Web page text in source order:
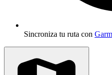
Sincroniza tu ruta con